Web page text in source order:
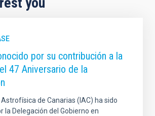
por su contribución a la
47 Aniversario de la
de Canarias (IAC) ha sido
la Delegación del Gobierno en